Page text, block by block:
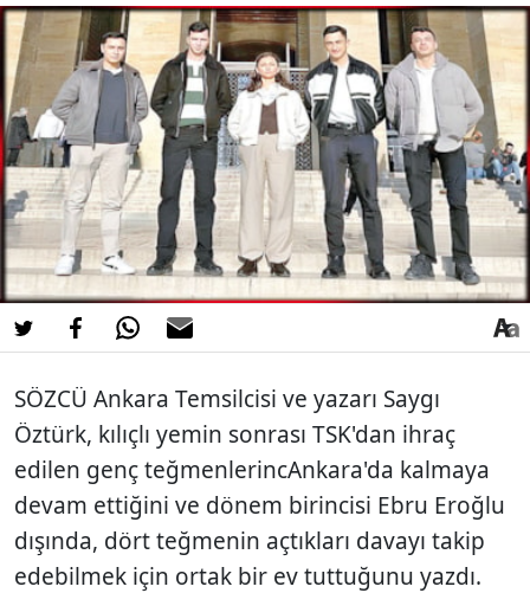
SÖZCÜ Ankara Temsilcisi ve yazarı Saygı
Öztürk, kılıçlı yemin sonrası TSK'dan ihraç
edilen genç teğmenlerincAnkara'da kalmaya
devam ettiğini ve dönem birincisi Ebru Eroğlu
dışında, dört teğmenin açtıkları davayı takip
edebilmek için ortak bir ev tuttuğunu yazdı.